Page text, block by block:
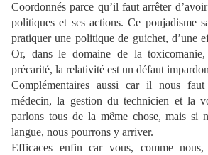
Coordonnés parce qu’il faut arrêter
politiques et ses actions. Ce poujadisme
pratiquer une politique de guichet, d’une
Or, dans le domaine de la
précarité, la relativité est un défaut
Complémentaires aussi car il nous
médecin, la gestion du technicien et la
parlons tous de la même chose, mais si
langue, nous pourrons y arriver.
Efficaces enfin car vous, comme